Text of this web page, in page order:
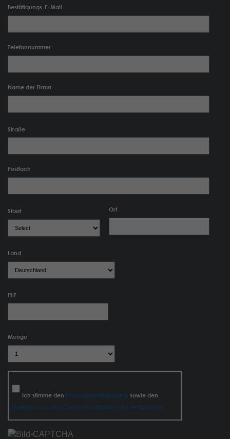
Bestätigungs-E-Mail
Telefonnummer
Name der Firma
Straße
Postfach
Staat Ort
Land
PLZ
Menge
Ich stimme den Nutzungsbedingungen sowie den
Datenschutz- und Cookie-Richtlinien von Lee Spring zu.